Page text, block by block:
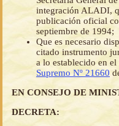
integración ALADI,
publicación oficial
septiembre de 1994;
Que es necesario
citado instrumento
a lo establecido en
Supremo Nº 21660
EN CONSEJO DE
DECRETA: